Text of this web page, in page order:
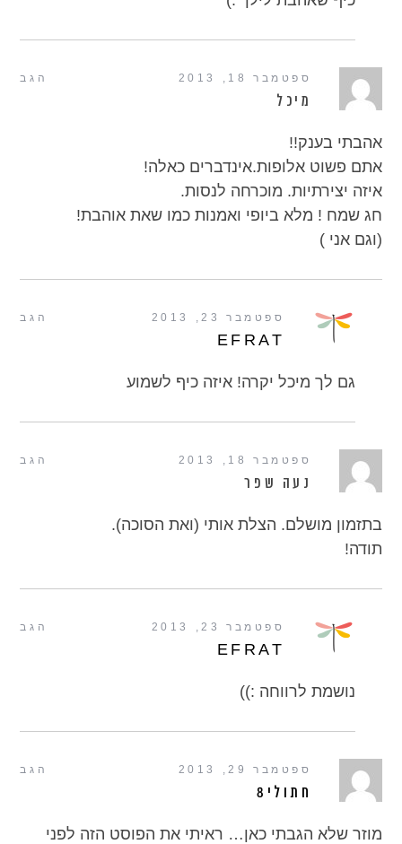
הגב ספטמבר 18, 2013
מיכל
אהבתי בענק!!
אתם פשוט אלופות.אינדברים כאלה!
איזה יצירתיות. מוכרחה לנסות.
חג שמח ! מלא ביופי ואמנות כמו שאת אוהבת!
(וגם אני )
הגב ספטמבר 23, 2013
EFRAT
גם לך מיכל יקרה! איזה כיף לשמוע
הגב ספטמבר 18, 2013
נעה שפר
בתזמון מושלם. הצלת אותי (ואת הסוכה).
תודה!
הגב ספטמבר 23, 2013
EFRAT
נושמת לרווחה :))
הגב ספטמבר 29, 2013
חתולי8
מוזר שלא הגבתי כאן… ראיתי את הפוסט הזה לפני